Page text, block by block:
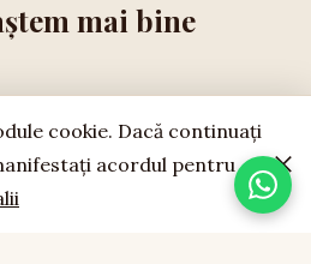
mai bine
cookie. Dacă continuaţi
acordul pentru